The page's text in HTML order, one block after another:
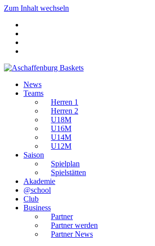
Zum Inhalt wechseln
News
Teams
Herren 1
Herren 2
U18M
U16M
U14M
U12M
Saison
Spielplan
Spielstätten
Akademie
@school
Club
Business
Partner
Partner werden
Partner News